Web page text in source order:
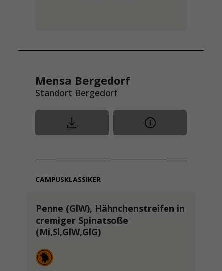
Mensa Bergedorf
Standort Bergedorf
CAMPUSKLASSIKER
Penne (GlW), Hähnchenstreifen in
cremiger Spinatsoße
(Mi,Sl,GlW,GlG)